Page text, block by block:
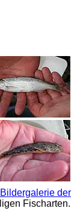
Bildergalerie der
Fischarten.